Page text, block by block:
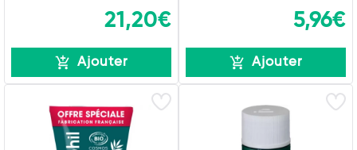
21,20€
Ajouter
5,96€
Ajouter